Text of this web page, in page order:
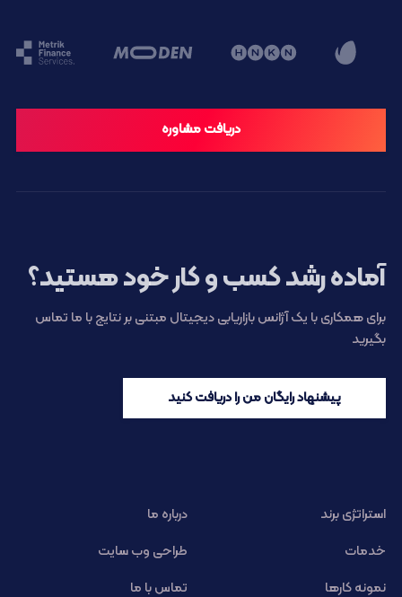
دریافت مشاوره
آماده رشد کسب و کار خود هستید؟
برای همکاری با یک آژانس بازاریابی دیجیتال مبتنی بر نتایج با ما تماس
بگیرید
پیشنهاد رایگان من را دریافت کنید
استراتژی برند
درباره ما
خدمات
طراحی وب سایت
نمونه کارها
تماس با ما